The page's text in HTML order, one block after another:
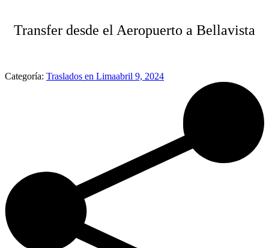
Transfer desde el Aeropuerto a Bellavista
Categoría: Traslados en Limaabril 9, 2024